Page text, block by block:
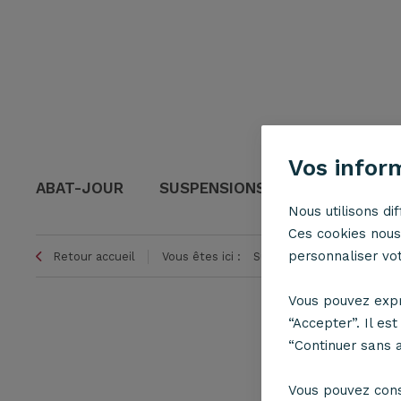
ABAT-JOUR SUSPENSIONS
Retour accueil Vous êtes ici : Suspensions Tissu
Vos
Nous utilisons
Ces cookies
personnaliser
Vous pouvez
“Accepter”. Il
“Continuer sans
Vous pouvez